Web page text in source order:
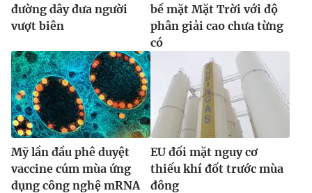
đường dây đưa người
vượt biên
bề mặt Mặt Trời với độ
phân giải cao chưa từng
có
Mỹ lần đầu phê duyệt
vaccine cúm mùa ứng
dụng công nghệ mRNA
EU đối mặt nguy cơ
thiếu khí đốt trước mùa
đông